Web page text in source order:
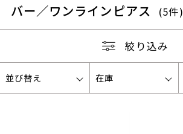
バー／ワンラインピアス (5件)
絞り込み
並び替え 在庫